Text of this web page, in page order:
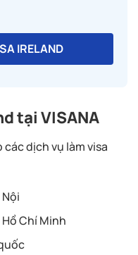
IRELAND
tại VISANA
các dịch vụ làm visa
Chí Minh